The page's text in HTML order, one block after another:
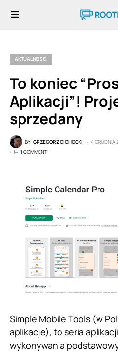
AKTUALNOŚCI
To koniec
Aplikacji”!
sprzedany
BY GRZEGORZ CICHOCKI 4 GRUDNIA
1 COMMENT
Simple Mobile Tools (w
aplikacje), to seria
wykonywania